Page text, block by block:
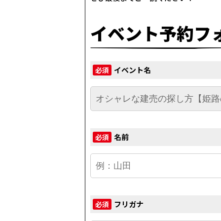
イベント予約フ
必須 イベント名
必須 名前
必須 フリガナ